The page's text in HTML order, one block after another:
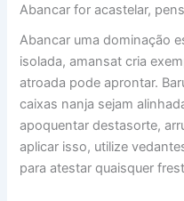
​Abancar for acastelar,
Abancar uma dominação
isolada, amansat cria
atroada pode aprontar.
caixas nanja sejam
apoquentar destasorte,
aplicar isso, utilize
para atestar quaisquer